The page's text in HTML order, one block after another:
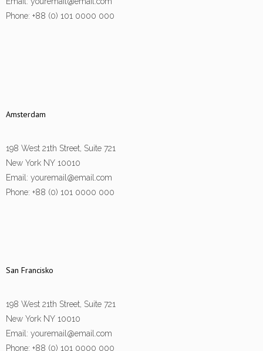
Phone: +88 (0) 101 0000 000
Amsterdam
198 West 21th Street, Suite 721
New York NY 10010
Email: youremail@email.com
Phone: +88 (0) 101 0000 000
San Francisko
198 West 21th Street, Suite 721
New York NY 10010
Email: youremail@email.com
Phone: +88 (0) 101 0000 000